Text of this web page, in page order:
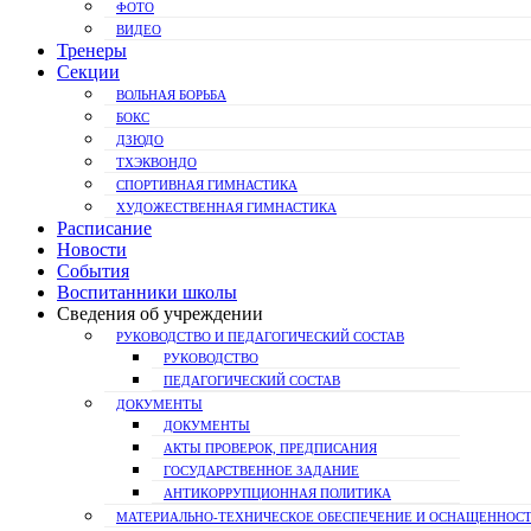
ФОТО
ВИДЕО
Тренеры
Секции
ВОЛЬНАЯ БОРЬБА
БОКС
ДЗЮДО
ТХЭКВОНДО
СПОРТИВНАЯ ГИМНАСТИКА
ХУДОЖЕСТВЕННАЯ ГИМНАСТИКА
Расписание
Новости
События
Воспитанники школы
Сведения об учреждении
РУКОВОДСТВО И ПЕДАГОГИЧЕСКИЙ СОСТАВ
РУКОВОДСТВО
ПЕДАГОГИЧЕСКИЙ СОСТАВ
ДОКУМЕНТЫ
ДОКУМЕНТЫ
АКТЫ ПРОВЕРОК, ПРЕДПИСАНИЯ
ГОСУДАРСТВЕННОЕ ЗАДАНИЕ
АНТИКОРРУПЦИОННАЯ ПОЛИТИКА
МАТЕРИАЛЬНО-ТЕХНИЧЕСКОЕ ОБЕСПЕЧЕНИЕ И